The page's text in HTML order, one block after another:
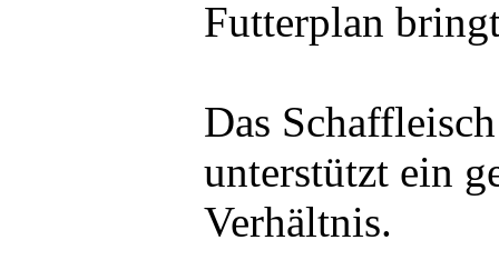
Futterplan
Das
unterstützt ein
Verhältnis.